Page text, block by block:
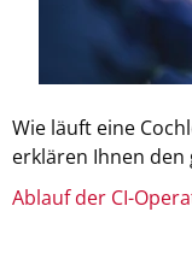
Wie läuft eine
erklären Ihnen
Ablauf der CI-